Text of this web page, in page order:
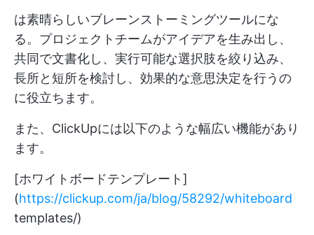
は素晴らしいブレーンストーミングツールにな
る。プロジェクトチームがアイデアを生み出し、
共同で文書化し、実行可能な選択肢を絞り込み、
長所と短所を検討し、効果的な意思決定を行うの
に役立ちます。
また、ClickUpには以下のような幅広い機能があり
ます。
[ホワイトボードテンプレート]
(https://clickup.com/ja/blog/58292/whiteboard
templates/)